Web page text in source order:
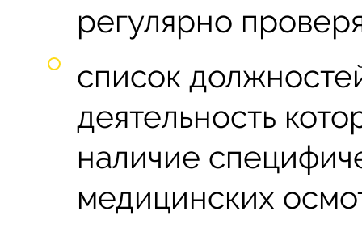
регулярно
список
деятельность
наличие
медицинских